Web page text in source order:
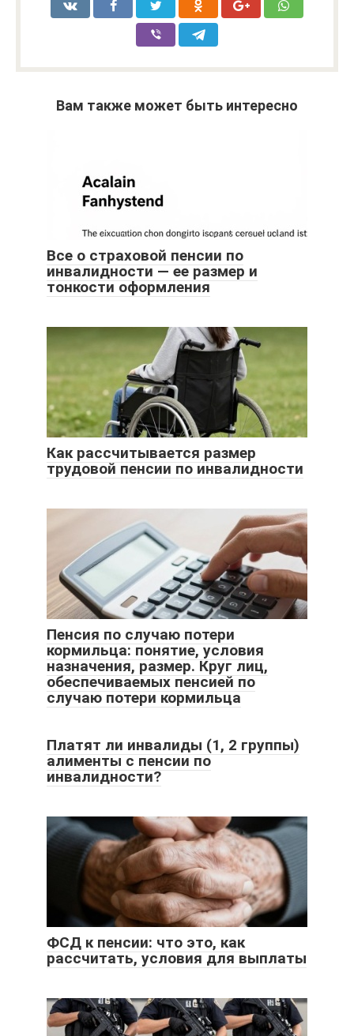
Вам также может быть интересно
Все о страховой пенсии по
инвалидности — ее размер и
тонкости оформления
Как рассчитывается размер
трудовой пенсии по инвалидности
Пенсия по случаю потери
кормильца: понятие, условия
назначения, размер. Круг лиц,
обеспечиваемых пенсией по
случаю потери кормильца
Платят ли инвалиды (1, 2 группы)
алименты с пенсии по
инвалидности?
ФСД к пенсии: что это, как
рассчитать, условия для выплаты